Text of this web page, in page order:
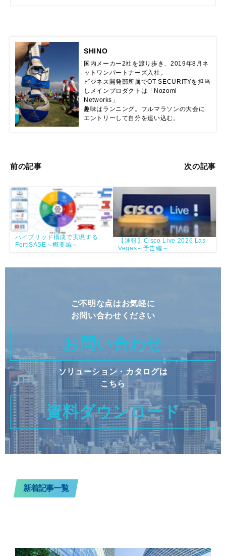
SHINO
国内メーカー2社を渡り歩き、2019年8月ネ
ットワンパートナーズ入社。
ビジネス開発部所属でOT SECURITYを担当
しメインプロダクトは「Nozomi
Networks」
趣味はランニング。フルマラソンの大会に
エントリーして自分を追い込む。
前の記事
ハイブリッド構成で実現する
FortiSASE～概要編～
次の記事
【速報】Cisco Live 2026 Las
Vegas～予告編～
ご不明な点はお気軽に
お問い合わせください
お問い合わせ
ソリューション・カタログは
こちら
資料ダウンロード
新着記事一覧